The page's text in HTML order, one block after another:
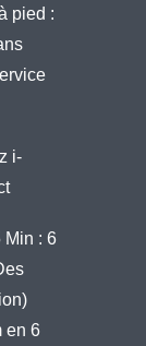
pied :
i-
Min : 6
en 6